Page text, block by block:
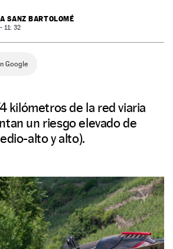
SANZ BARTOLOMÉ
11: 32
Google
kilómetros de la red viaria
un riesgo elevado de
alto y alto).